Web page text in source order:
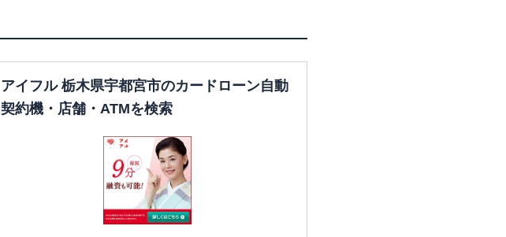
アイフル 栃木県宇都宮市のカードローン自動
契約機・店舗・ATMを検索